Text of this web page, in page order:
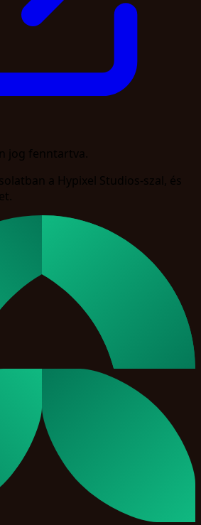
jog fenntartva.
a Hypixel Studios-szal, és